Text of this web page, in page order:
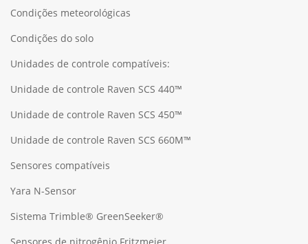
Condições meteorológicas
Condições do solo
Unidades de controle compatíveis:
Unidade de controle Raven SCS 440™
Unidade de controle Raven SCS 450™
Unidade de controle Raven SCS 660M™
Sensores compatíveis
Yara N-Sensor
Sistema Trimble® GreenSeeker®